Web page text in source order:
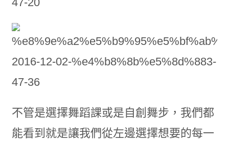
不管是選擇舞蹈課或是自創舞步，我們都
能看到就是讓我們從左邊選擇想要的每一